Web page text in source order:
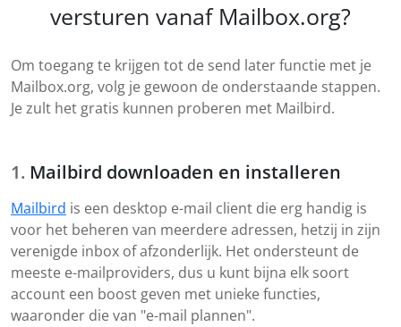
versturen vanaf Mailbox.org?
Om toegang te krijgen tot de send later functie met je
Mailbox.org, volg je gewoon de onderstaande stappen.
Je zult het gratis kunnen proberen met Mailbird.
Mailbird downloaden en installeren
Mailbird is een desktop e-mail client die erg handig is
voor het beheren van meerdere adressen, hetzij in zijn
verenigde inbox of afzonderlijk. Het ondersteunt de
meeste e-mailproviders, dus u kunt bijna elk soort
account een boost geven met unieke functies,
waaronder die van "e-mail plannen".